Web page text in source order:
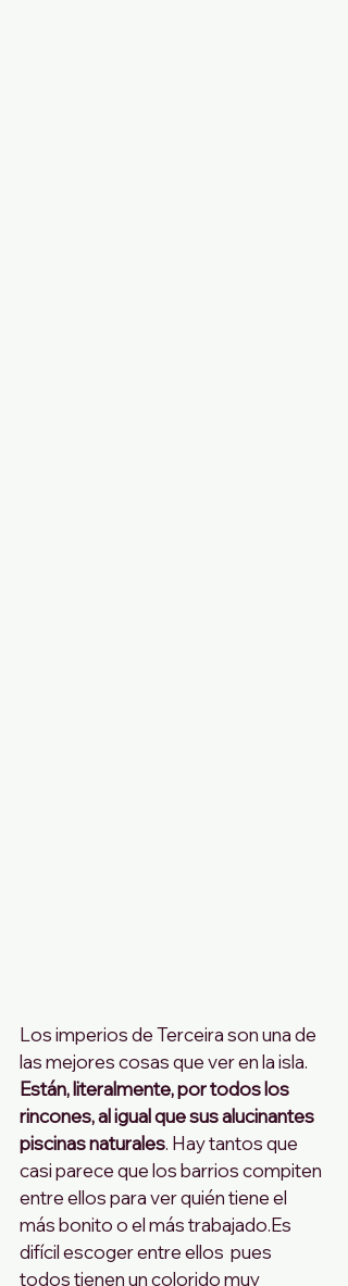
Los imperios de Terceira son una de
las mejores cosas que ver en la isla.
Están, literalmente, por todos los
rincones, al igual que sus alucinantes
piscinas naturales. Hay tantos que
casi parece que los barrios compiten
entre ellos para ver quién tiene el
más bonito o el más trabajado.Es
difícil escoger entre ellos  pues
todos tienen un colorido muy